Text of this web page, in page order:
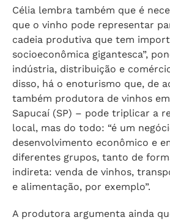
Célia lembra também que é
que o vinho pode representar
cadeia produtiva que tem
socioeconômica gigantesca”,
indústria, distribuição e
disso, há o enoturismo que, de
também produtora de vinhos
Sapucaí (SP) – pode triplicar a
local, mas do todo: “é um
desenvolvimento econômico e
diferentes grupos, tanto de
indireta: venda de vinhos,
e alimentação, por exemplo”.
A produtora argumenta ainda